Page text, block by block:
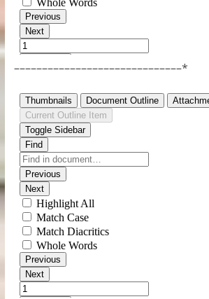
––––––––––––––––––––––––––––––*